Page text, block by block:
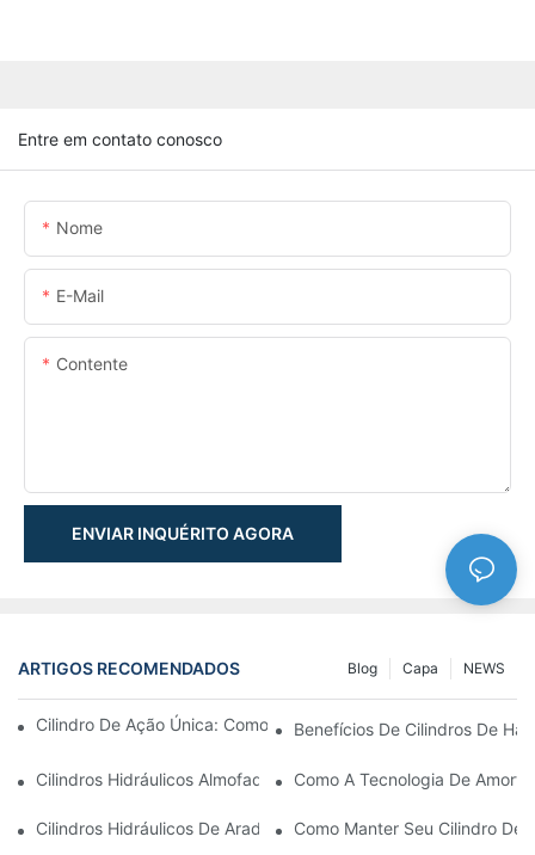
Entre em contato conosco
Nome
E-Mail
Contente
ENVIAR INQUÉRITO AGORA
ARTIGOS RECOMENDADOS NEWS
Capa
Blog
Cilindro De Ação Única: Como Funciona & Aplicações Comuns
Benefícios De Cilindros De
Cilindros Hidráulicos Almofadados: Reduzindo O Impacto &
Como A Tecnologia De
Cilindros Hidráulicos De Arado De Neve: Principais Recursos
Como Manter Seu Cilindro De